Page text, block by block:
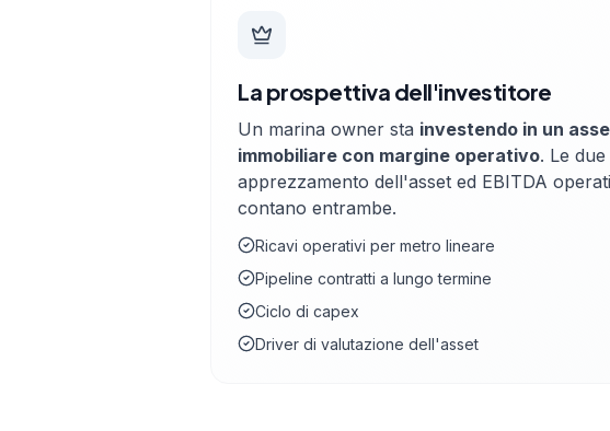
La prospettiva dell'investitore
Un marina owner sta investendo in un
immobiliare con margine operativo. Le
apprezzamento dell'asset ed EBITDA
contano entrambe.
Ricavi operativi per metro lineare
Pipeline contratti a lungo termine
Ciclo di capex
Driver di valutazione dell'asset